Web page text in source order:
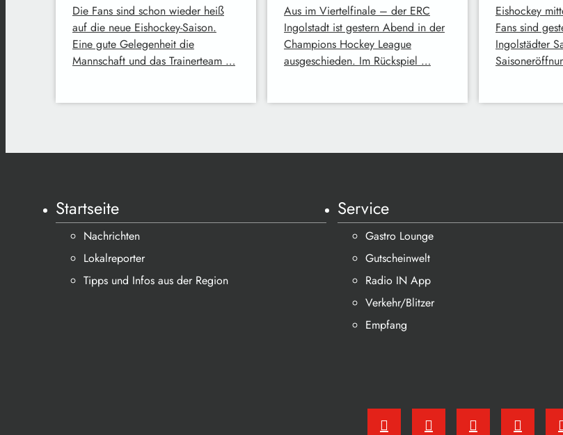
Die Fans sind schon wieder heiß
auf die neue Eishockey-Saison.
Eine gute Gelegenheit die
Mannschaft und das Trainerteam …
Aus im Viertelfinale – der ERC
Ingolstadt ist gestern Abend in der
Champions Hockey League
ausgeschieden. Im Rückspiel …
Eishockey
Fans sind
Ingolstädter
Startseite
Nachrichten
Lokalreporter
Tipps und Infos aus der Region
Service
Gastro Lounge
Gutscheinwelt
Radio IN App
Verkehr/Blitzer
Empfang